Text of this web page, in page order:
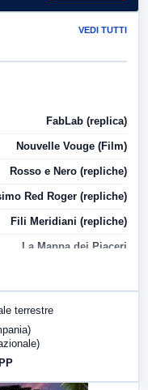
VEDI TUTTI
FabLab (replica)
Nouvelle Vouge (Film)
Rosso e Nero (repliche)
Red Roger (repliche)
Fili Meridiani (repliche)
La Mappa dei Piaceri
terrestre